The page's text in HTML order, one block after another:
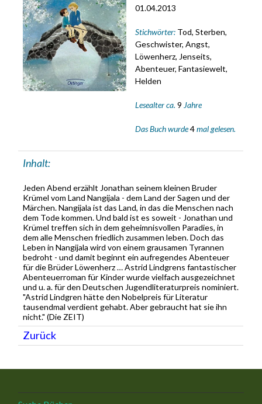
01.04.2013
Stichwörter: Tod, Sterben,
Geschwister, Angst,
Löwenherz, Jenseits,
Abenteuer, Fantasiewelt,
Helden
Lesealter ca.9 Jahre
Das Buch wurde4mal gelesen.
Inhalt:
Jeden Abend erzählt Jonathan seinem kleinen Bruder
Krümel vom Land Nangijala - dem Land der Sagen und der
Märchen. Nangijala ist das Land, in das die Menschen nach
dem Tode kommen. Und bald ist es soweit - Jonathan und
Krümel treffen sich in dem geheimnisvollen Paradies, in
dem alle Menschen friedlich zusammen leben. Doch das
Leben in Nangijala wird von einem grausamen Tyrannen
bedroht - und damit beginnt ein aufregendes Abenteuer
für die Brüder Löwenherz … Astrid Lindgrens fantastischer
Abenteuerroman für Kinder wurde vielfach ausgezeichnet
und u. a. für den Deutschen Jugendliteraturpreis nominiert.
"Astrid Lindgren hätte den Nobelpreis für Literatur
tausendmal verdient gehabt. Aber gebraucht hat sie ihn
nicht." (Die ZEIT)
Zurück